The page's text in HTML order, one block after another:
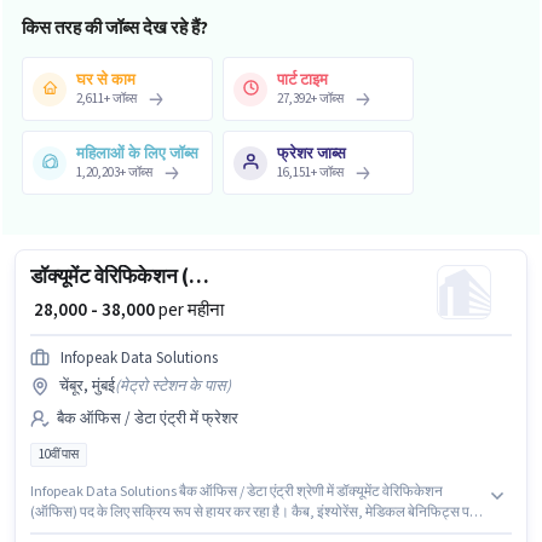
किस तरह की जॉब्स देख रहे हैं?
घर से काम
2,611+जॉब्स
पार्ट टाइम
27,392+जॉब्स
महिलाओं के लिए जॉब्स
1,20,203+जॉब्स
फ्रेशर जाब्स
16,151+जॉब्स
डॉक्यूमेंट वेरिफिकेशन (ऑफिस)
₹ 28,000 - 38,000per महीना
Infopeak Data Solutions
चेंबूर, मुंबई(मेट्रो स्टेशन के पास)
बैक ऑफिस / डेटा एंट्री में फ्रेशर
10वीं पास
Infopeak Data Solutions बैक ऑफिस / डेटा एंट्री श्रेणी में डॉक्यूमेंट वेरिफिकेशन
(ऑफिस) पद के लिए सक्रिय रूप से हायर कर रहा है। कैब, इंश्योरेंस, मेडिकल बेनिफिट्स पद